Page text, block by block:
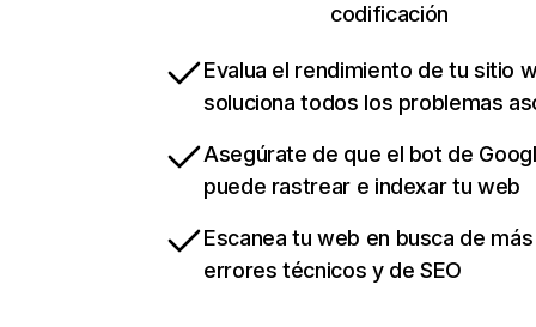
codificación
Evalua el rendimiento de tu sitio
soluciona todos los problemas
Asegúrate de que el bot de
puede rastrear e indexar tu web
Escanea tu web en busca de
errores técnicos y de SEO